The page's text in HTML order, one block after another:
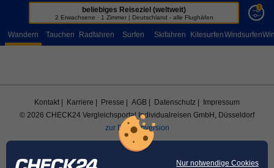
Sportreisen
Nur notwendige Cookies
Kontakt | Karriere | Presse | AGB | Datenschutz
| Impressum
© 2026 CHECK24 Vergleichsportal Individualreisen GmbH, Düsseldorf
zur Desktopversion
beliebiges Reiseziel (weltweit)
2 Erwachsene · 1 Zimmer | Deutschland - alle Flughäfen
1
Wandern Tauchen Radfahren Surfen Skifahren KitesurfenWindsurfen